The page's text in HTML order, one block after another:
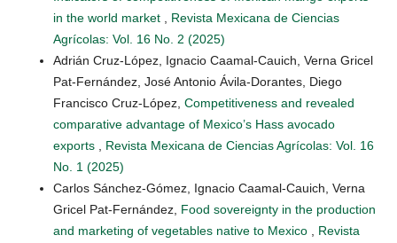
in the world market , Revista Mexicana de Ciencias
Agrícolas: Vol. 16 No. 2 (2025)
Adrián Cruz-López, Ignacio Caamal-Cauich, Verna Gricel
Pat-Fernández, José Antonio Ávila-Dorantes, Diego
Francisco Cruz-López, Competitiveness and revealed
comparative advantage of Mexico’s Hass avocado
exports , Revista Mexicana de Ciencias Agrícolas: Vol. 16
No. 1 (2025)
Carlos Sánchez-Gómez, Ignacio Caamal-Cauich, Verna
Gricel Pat-Fernández, Food sovereignty in the production
and marketing of vegetables native to Mexico , Revista